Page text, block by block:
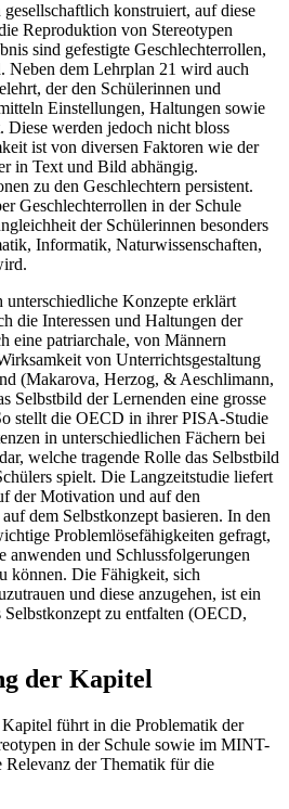
konstruiert, auf diese
Reproduktion von Stereotypen
sind gefestigte Geschlechterrollen,
Neben dem Lehrplan 21 wird auch
der den Schülerinnen und
Einstellungen, Haltungen sowie
Diese werden jedoch nicht bloss
ist von diversen Faktoren wie der
in Text und Bild abhängig.
zu den Geschlechtern persistent.
Geschlechterrollen in der Schule
der Schülerinnen besonders
Informatik, Naturwissenschaften,
Konzepte erklärt
die Interessen und Haltungen der
eine patriarchale, von Männern
von Unterrichtsgestaltung
(Makarova, Herzog, & Aeschlimann,
Selbstbild der Lernenden eine grosse
stellt die OECD in ihrer PISA-Studie
in unterschiedlichen Fächern bei
welche tragende Rolle das Selbstbild
spielt. Die Langzeitstudie liefert
der Motivation und auf den
dem Selbstkonzept basieren. In den
Problemlösefähigkeiten gefragt,
anwenden und Schlussfolgerungen
können. Die Fähigkeit, sich
und diese anzugehen, ist ein
Selbstkonzept zu entfalten (OECD,
der Kapitel
Kapitel führt in die Problematik der
in der Schule sowie im MINT-
der Thematik für die